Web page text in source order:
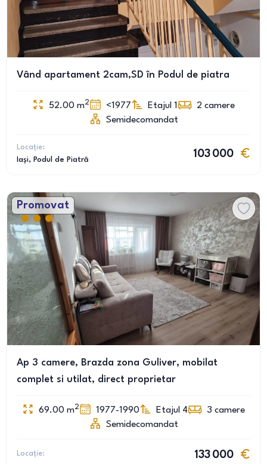
Vând apartament 2cam,SD în Podul de piatra
52.00 m2 <1977 Etajul 1 2 camere
Semidecomandat
Locație:
Iași, Podul de Piatră
103 000
Promovat
Ap 3 camere, Brazda zona Guliver, mobilat
complet si utilat, direct proprietar
69.00 m2 1977-1990 Etajul 4 3 camere
Semidecomandat
Locație:
133 000